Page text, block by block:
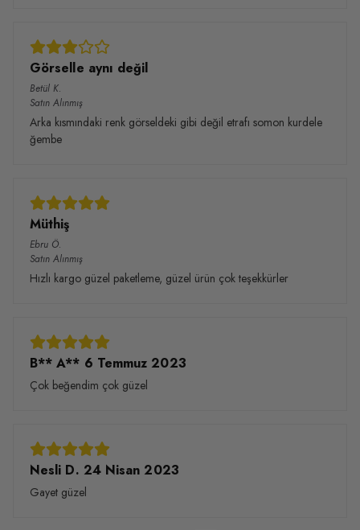
Görselle aynı değil
Betül K.
Satın Alınmış
Arka kısmındaki renk görseldeki gibi değil etrafı somon kurdele
ğembe
Müthiş
Ebru Ö.
Satın Alınmış
Hızlı kargo güzel paketleme, güzel ürün çok teşekkürler
B** A** 6 Temmuz 2023
Çok beğendim çok güzel
Nesli D. 24 Nisan 2023
Gayet güzel